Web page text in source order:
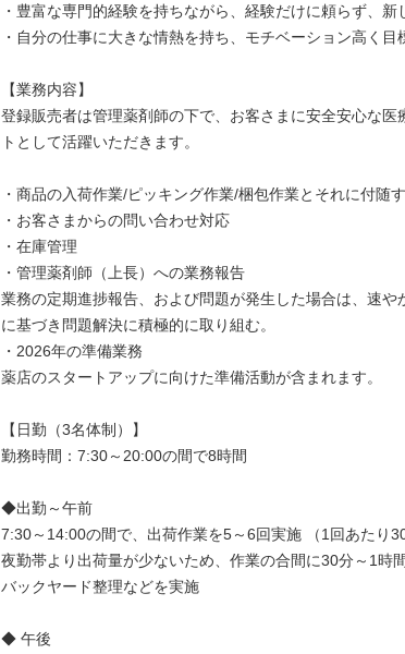
・豊富な専門的経験を持ちながら、経験だけに頼らず、新
・自分の仕事に大きな情熱を持ち、モチベーション高く目
【業務内容】
登録販売者は管理薬剤師の下で、お客さまに安全安心な医
トとして活躍いただきます。
・商品の入荷作業/ピッキング作業/梱包作業とそれに付随
・お客さまからの問い合わせ対応
・在庫管理
・管理薬剤師（上長）への業務報告
業務の定期進捗報告、および問題が発生した場合は、速
に基づき問題解決に積極的に取り組む。
・2026年の準備業務
薬店のスタートアップに向けた準備活動が含まれます。
【日勤（3名体制）】
勤務時間：7:30～20:00の間で8時間
◆出勤～午前
7:30～14:00の間で、出荷作業を5～6回実施 （1回あたり
夜勤帯より出荷量が少ないため、作業の合間に30分～1
バックヤード整理などを実施
◆ 午後